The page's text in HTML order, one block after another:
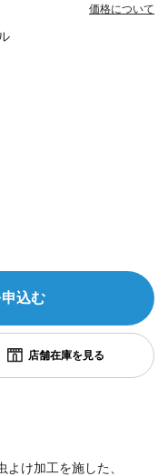
価格について
込む
け加工を施した、